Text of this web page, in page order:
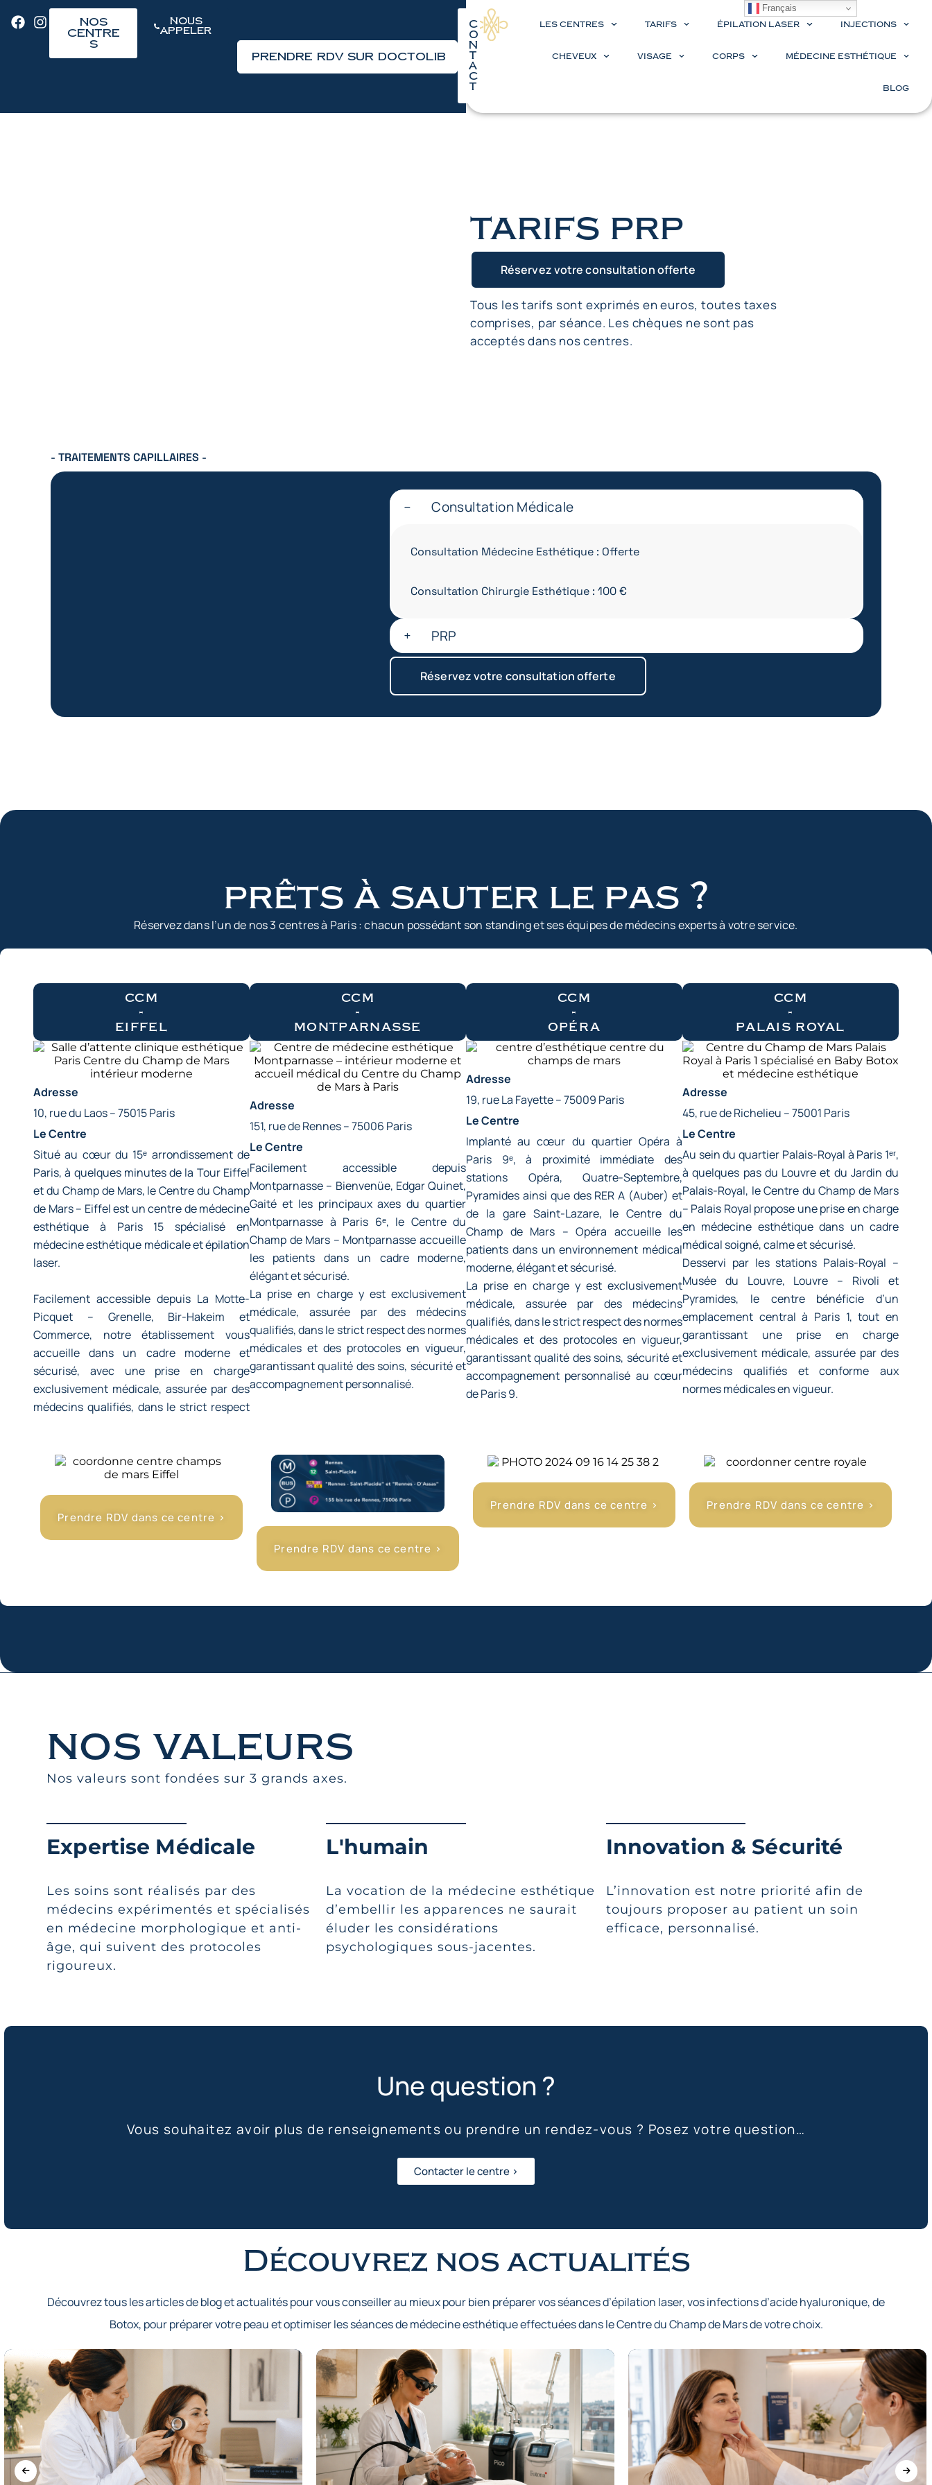
Nos
Centre
s
Nous
Appeler
Prendre RDV sur Doctolib
C
o
n
t
a
c
t
LES CENTRES TARIFS ÉPILATION LASER INJECTIONS
CHEVEUX VISAGE CORPS MÉDECINE ESTHÉTIQUE
BLOG
tarifs prp
Réservez votre consultation offerte
Tous les tarifs sont exprimés en euros, toutes taxes
comprises, par séance. Les chèques ne sont pas
acceptés dans nos centres.
- TRAITEMENTS CAPILLAIRES -
Consultation Médicale
Consultation Médecine Esthétique : Offerte
Consultation Chirurgie Esthétique : 100 €
PRP
Réservez votre consultation offerte
prêts à sauter le pas ?
Réservez dans l’un de nos 3 centres à Paris : chacun possédant son standing et ses équipes de médecins experts à votre service.
ccm
-
eiffel
Adresse
10, rue du Laos – 75015 Paris
Le Centre
Situé au cœur du 15ᵉ arrondissement de
Paris, à quelques minutes de la Tour Eiffel
et du Champ de Mars, le Centre du Champ
de Mars – Eiffel est un centre de médecine
esthétique à Paris 15 spécialisé en
médecine esthétique médicale et épilation
laser.
Facilement accessible depuis La Motte-
Picquet – Grenelle, Bir-Hakeim et
Commerce, notre établissement vous
accueille dans un cadre moderne et
sécurisé, avec une prise en charge
exclusivement médicale, assurée par des
médecins qualifiés, dans le strict respect
ccm
-
montparnasse
Adresse
151, rue de Rennes – 75006 Paris
Le Centre
Facilement accessible depuis
Montparnasse – Bienvenüe, Edgar Quinet,
Gaité et les principaux axes du quartier
Montparnasse à Paris 6ᵉ, le Centre du
Champ de Mars – Montparnasse accueille
les patients dans un cadre moderne,
élégant et sécurisé.
La prise en charge y est exclusivement
médicale, assurée par des médecins
qualifiés, dans le strict respect des normes
médicales et des protocoles en vigueur,
garantissant qualité des soins, sécurité et
accompagnement personnalisé.
ccm
-
opéra
Adresse
19, rue La Fayette – 75009 Paris
Le Centre
Implanté au cœur du quartier Opéra à
Paris 9ᵉ, à proximité immédiate des
stations Opéra, Quatre-Septembre,
Pyramides ainsi que des RER A (Auber) et
de la gare Saint-Lazare, le Centre du
Champ de Mars – Opéra accueille les
patients dans un environnement médical
moderne, élégant et sécurisé.
La prise en charge y est exclusivement
médicale, assurée par des médecins
qualifiés, dans le strict respect des normes
médicales et des protocoles en vigueur,
garantissant qualité des soins, sécurité et
accompagnement personnalisé au cœur
de Paris 9.
ccm
-
palais royal
Adresse
45, rue de Richelieu – 75001 Paris
Le Centre
Au sein du quartier Palais-Royal à Paris 1ᵉʳ,
à quelques pas du Louvre et du Jardin du
Palais-Royal, le Centre du Champ de Mars
– Palais Royal propose une prise en charge
en médecine esthétique dans un cadre
médical soigné, calme et sécurisé.
Desservi par les stations Palais-Royal –
Musée du Louvre, Louvre – Rivoli et
Pyramides, le centre bénéficie d’un
emplacement central à Paris 1, tout en
garantissant une prise en charge
exclusivement médicale, assurée par des
médecins qualifiés et conforme aux
normes médicales en vigueur.
Prendre RDV dans ce centre >
Prendre RDV dans ce centre >
Prendre RDV dans ce centre > Prendre RDV dans ce centre >
nos valeurs
Nos valeurs sont fondées sur 3 grands axes.
Expertise Médicale
Les soins sont réalisés par des
médecins expérimentés et spécialisés
en médecine morphologique et anti-
âge, qui suivent des protocoles
rigoureux.
L'humain
La vocation de la médecine esthétique
d’embellir les apparences ne saurait
éluder les considérations
psychologiques sous-jacentes.
Innovation & Sécurité
L’innovation est notre priorité afin de
toujours proposer au patient un soin
efficace, personnalisé.
Une question ?
Vous souhaitez avoir plus de renseignements ou prendre un rendez-vous ? Posez votre question…
Contacter le centre >
Découvrez nos actualités
Découvrez tous les articles de blog et actualités pour vous conseiller au mieux pour bien préparer vos séances d’épilation laser, vos infections d’acide hyaluronique, de
Botox, pour préparer votre peau et optimiser les séances de médecine esthétique effectuées dans le Centre du Champ de Mars de votre choix.
Français